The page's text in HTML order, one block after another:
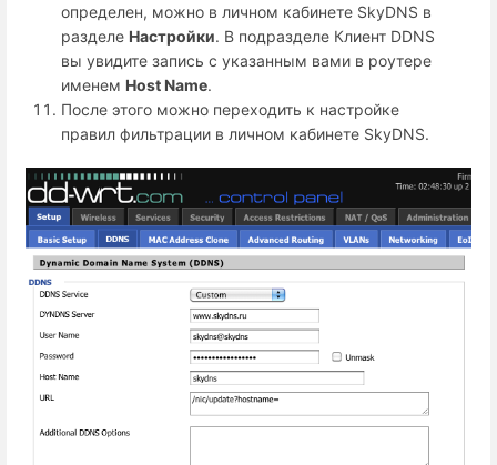
определен, можно в личном кабинете SkyDNS в
разделе Настройки. В подразделе Клиент DDNS
вы увидите запись с указанным вами в роутере
именем Host Name.
После этого можно переходить к настройке
правил фильтрации в личном кабинете SkyDNS.